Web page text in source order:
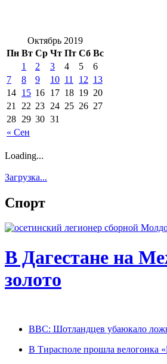
Октябрь 2019
Пн Вт Ср Чт Пт Сб Вс
« Сен
1 2 3 4 5
6
7
8 9 10 11 12 13
14 15 16 17 18 19 20
21
22 23 24 25 26 27
28 29 30 31
Loading...
Загрузка...
Спорт
В Дагестане на
золото
BBC: Шотландцев убаюкало
В Тирасполе прошла велогонка